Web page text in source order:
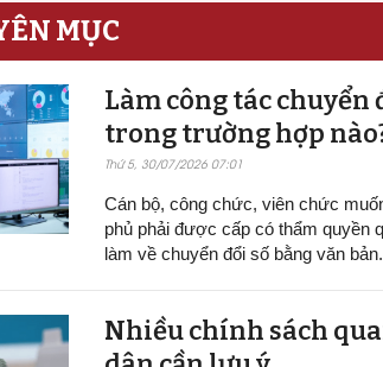
MỤC
Làm công tác chuyển
trong trường hợp
Thứ 5, 30/07/2026 07:01
Cán bộ, công chức, viên chức
phủ phải được cấp có thẩm quyền
làm về chuyển đổi số bằng văn bản.
Nhiều chính sách